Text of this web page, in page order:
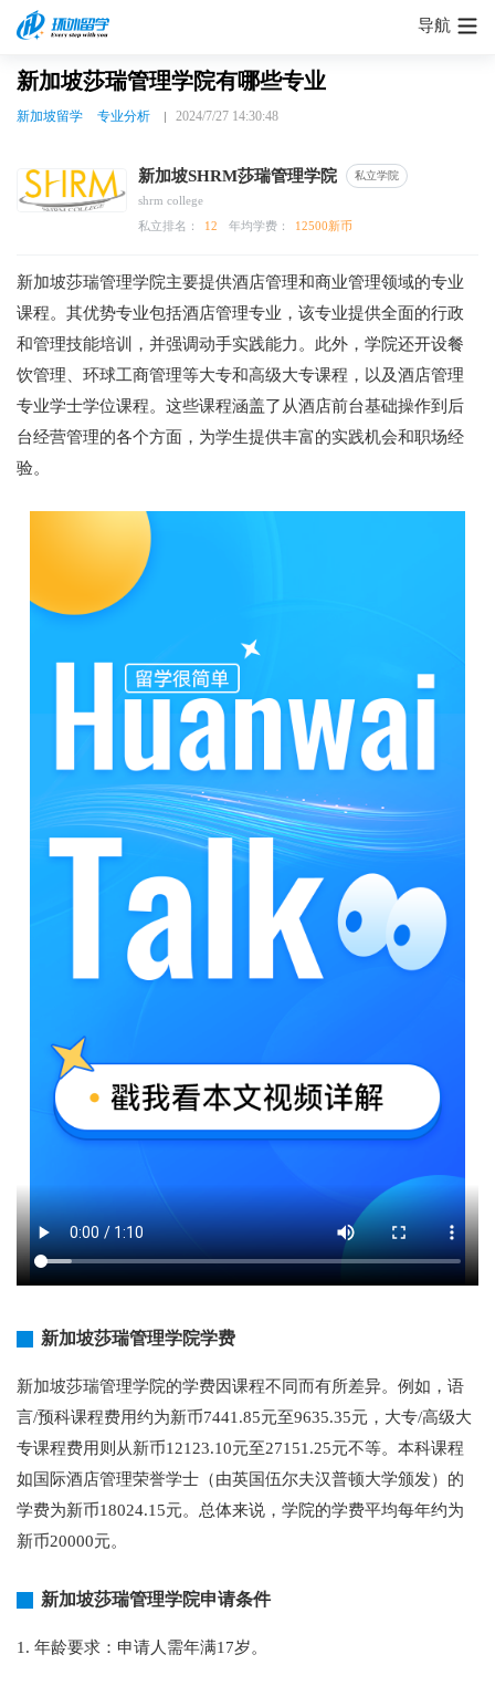
导航
新加坡莎瑞管理学院有哪些专业
新加坡留学 专业分析 2024/7/27 14:30:48
新加坡SHRM莎瑞管理学院 私立学院
shrm college
私立排名：
12 年均学费： 12500新币
新加坡莎瑞管理学院主要提供酒店管理和商业管理领域的专业
课程。其优势专业包括酒店管理专业，该专业提供全面的行政
和管理技能培训，并强调动手实践能力。此外，学院还开设餐
饮管理、环球工商管理等大专和高级大专课程，以及酒店管理
专业学士学位课程。这些课程涵盖了从酒店前台基础操作到后
台经营管理的各个方面，为学生提供丰富的实践机会和职场经
验。
新加坡莎瑞管理学院学费
新加坡莎瑞管理学院的学费因课程不同而有所差异。例如，语
言/预科课程费用约为新币7441.85元至9635.35元，大专/高级大
专课程费用则从新币12123.10元至27151.25元不等。本科课程
如国际酒店管理荣誉学士（由英国伍尔夫汉普顿大学颁发）的
学费为新币18024.15元。总体来说，学院的学费平均每年约为
新币20000元。
新加坡莎瑞管理学院申请条件
1. 年龄要求：申请人需年满17岁。